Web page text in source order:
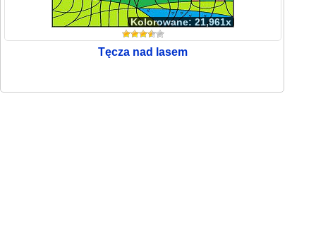
Kolorowane: 21,961x
Tęcza nad lasem